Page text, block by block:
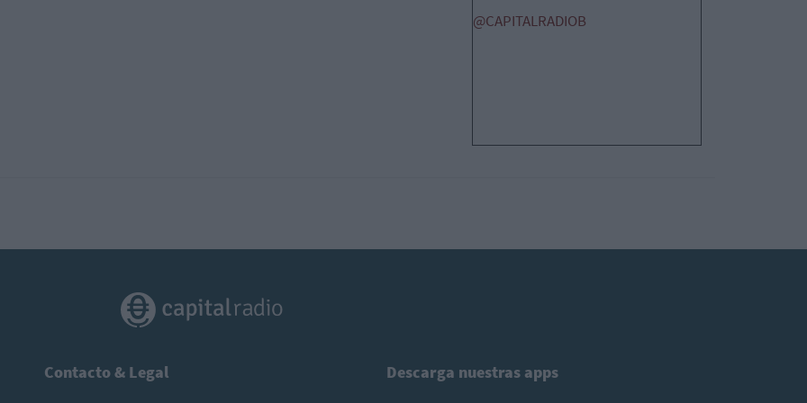
@CAPITALRADIOB
Contacto & Legal Descarga nuestras apps